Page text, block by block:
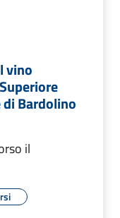
vino
di Bardolino
il